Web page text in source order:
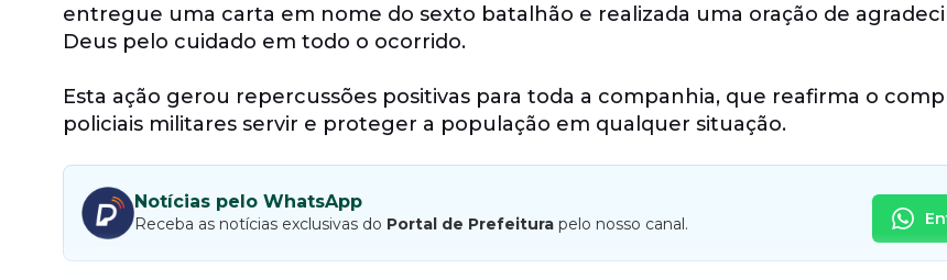
entregue uma carta em nome do sexto batalhão e realizada uma oração de
Deus pelo cuidado em todo o ocorrido.
Esta ação gerou repercussões positivas para toda a companhia, que reafirma o
policiais militares servir e proteger a população em qualquer situação.
Notícias pelo WhatsApp
Receba as notícias exclusivas do Portal de Prefeitura pelo nosso canal.